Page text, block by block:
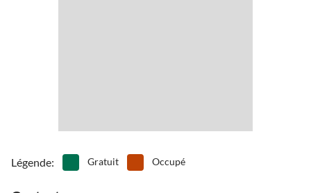
Légende: Gratuit Occupé